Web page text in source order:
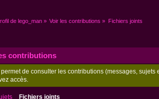
de lego_man» Voir les contributions » Fichiers joints
contributions
de consulter les contributions (messages,
accès.
Fichiers joints